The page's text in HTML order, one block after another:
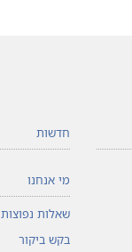
חדשות
מי אנחנו
שאלות נפוצות
בקש ביקור